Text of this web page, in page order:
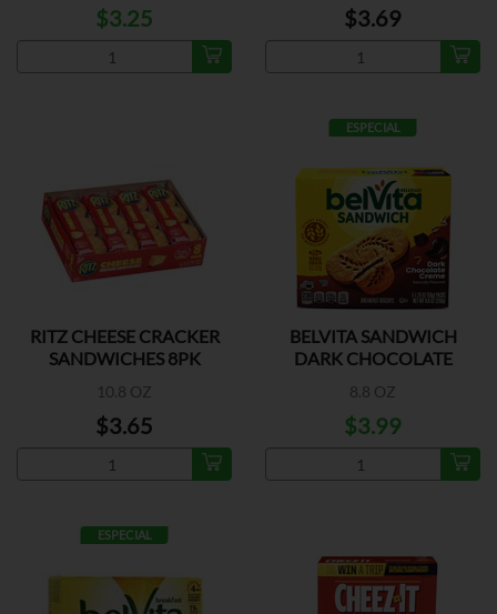
$3.25 $3.69
RITZ CHEESE CRACKER
SANDWICHES 8PK
10.8 OZ
$3.65
ESPECIAL
BELVITA SANDWICH
DARK CHOCOLATE
8.8 OZ
$3.99
ESPECIAL